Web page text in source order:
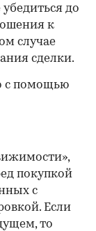
до
к
случае
сделки.
с помощью
покупкой
с
Если
то